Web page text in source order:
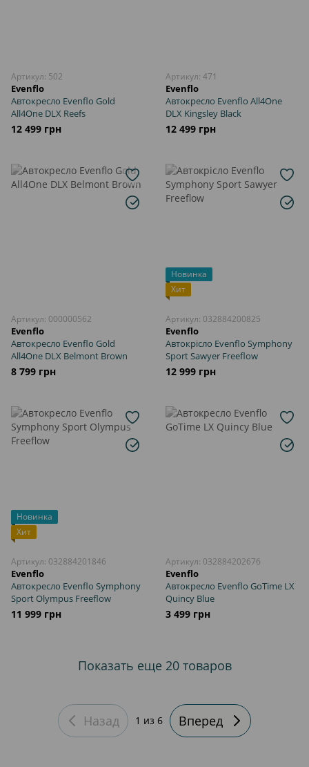
Артикул: 502
Evenflo
Автокресло Evenflo Gold
All4One DLX Reefs
12 499 грн
Артикул: 471
Evenflo
Автокресло Evenflo All4One
DLX Kingsley Black
12 499 грн
Артикул: 000000562
Evenflo
Автокресло Evenflo Gold
All4One DLX Belmont Brown
8 799 грн
Новинка
Хит
Артикул: 032884200825
Evenflo
Автокрісло Evenflo Symphony
Sport Sawyer Freeflow
12 999 грн
Новинка
Хит
Артикул: 032884201846
Evenflo
Автокресло Evenflo Symphony
Sport Olympus Freeflow
11 999 грн
Артикул: 032884202676
Evenflo
Автокресло Evenflo GoTime LX
Quincy Blue
3 499 грн
Показать еще 20 товаров
Назад 1 из 6 Вперед